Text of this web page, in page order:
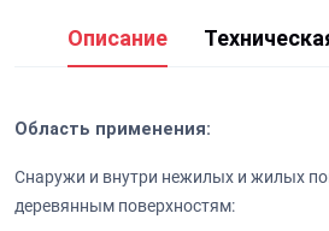
Описание
Область применения:
Снаружи и внутри нежилых и жилых
деревянным поверхностям: